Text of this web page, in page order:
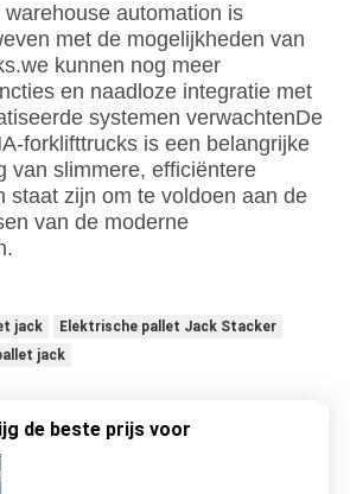
automation is
met de mogelijkheden van
kunnen nog meer
en naadloze integratie met
systemen verwachtenDe
forklifttrucks is een belangrijke
van slimmere, efficiëntere
staat zijn om te voldoen aan de
van de moderne
jack
Elektrische pallet Jack Stacker
jack
de beste prijs voor